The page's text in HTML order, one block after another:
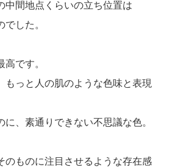
中間地点くらいの立ち位置は
した。
です。
もっと人の肌のような色味と表現
、素通りできない不思議な色。
のものに注目させるような存在感